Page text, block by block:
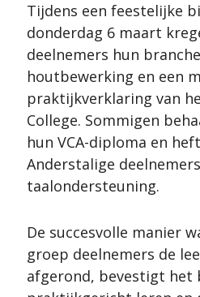
Tijdens een feestelijke
donderdag 6 maart
deelnemers hun
houtbewerking en een
praktijkverklaring van
College. Sommigen
hun VCA-diploma en
Anderstalige
taalondersteuning.
De succesvolle manier
groep deelnemers de
afgerond, bevestigt het